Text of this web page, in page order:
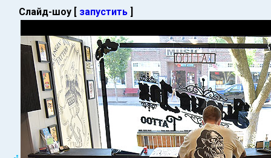
Слайд-шоу [ запустить ]